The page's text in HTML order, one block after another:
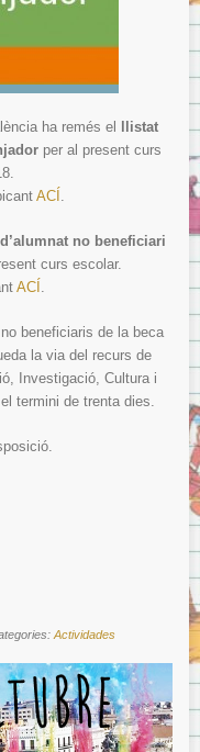
ha remés el
llistat
per al present curs
ACÍ .
d’alumnat no beneficiari
curs escolar.
ACÍ .
beneficiaris de la beca
la via del recurs de
Investigació, Cultura i
termini de trenta dies.
Actividades